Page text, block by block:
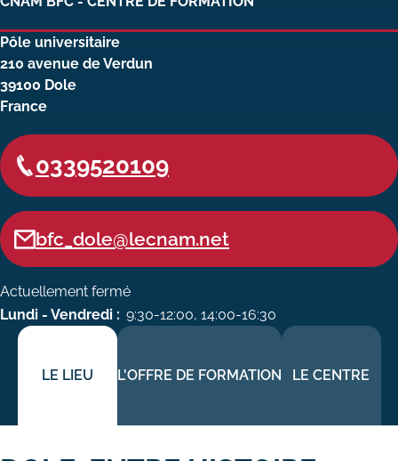
BFC
Actualités
Revue de presse
Contacts services
Trouver votre formation
Pôle universitaire
210 avenue de Verdun
39100 Dole
France
0339520109
bfc_dole@lecnam.net
Actuellement fermé
Lundi - Vendredi : 9:30-12:00, 14:00-16:30
LE LIEU L'OFFRE DE FORMATION LE CENTRE